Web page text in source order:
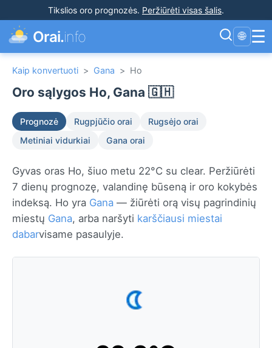
Tikslios oro prognozės. Peržiūrėti visas šalis.
Orai.info 🌐 ☰
Kaip konvertuoti > Gana > Ho
Oro sąlygos Ho, Gana 🇬🇭
Prognozė Rugpjūčio orai
Rugsėjo orai
Metiniai vidurkiai
Gana orai
Gyvas oras Ho, šiuo metu 22°C su clear. Peržiūrėti
7 dienų prognozę, valandinę būseną ir oro kokybės
indeksą. Ho yra Gana — žiūrėti orą visų pagrindinių
miestų Gana, arba naršyti karščiausi miestai
dabarvisame pasaulyje.